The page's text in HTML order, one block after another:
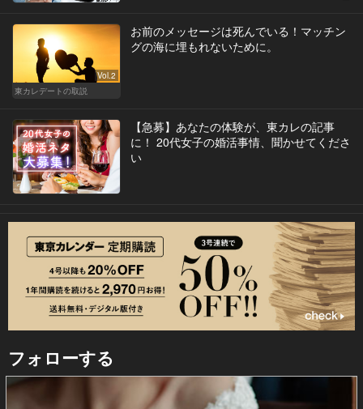
Vol.2
東カレデートの取説
お前のメッセージは死んでいる！マッチン
グの海に埋もれないために。
【急募】あなたの体験が、東カレの記事
に！ 20代女子の婚活事情、聞かせてくださ
い
フォローする